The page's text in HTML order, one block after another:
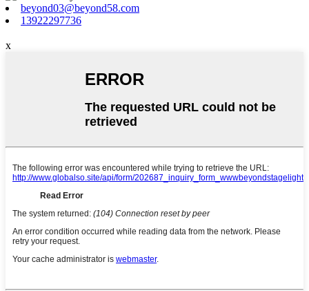
beyond03@beyond58.com
13922297736
x